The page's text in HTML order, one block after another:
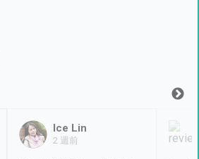
Ice Lin
2 週前